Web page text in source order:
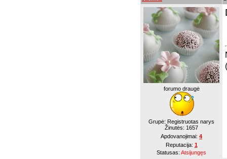
forumo draugė
Grupė: Registruotas narys
Žinutės: 1657
Apdovanojimai: 4
Reputacija: 1
Statusas: Atsijungęs